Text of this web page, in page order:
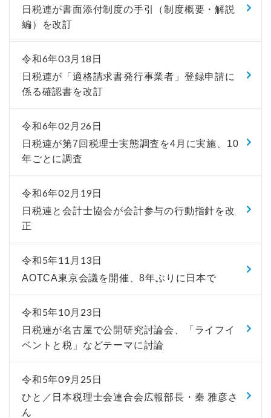
日税連が書面添付制度の手引（制度概要・解説
編）を改訂
令和6年03月18日
日税連が「適格請求書発行事業者」登録申請に
係る確認書を改訂
令和6年02月26日
日税連が第7回税理士実態調査を4月に実施、10
年ごとに調査
令和6年02月19日
日税連と会計士協会が会計参与の行動指針を改
正
令和5年11月13日
AOTCA東京会議を開催、8年ぶりに日本で
令和5年10月23日
日税連が名古屋で公開研究討論会、「ライフイ
ベントと税」などテーマに討論
令和5年09月25日
ひと／日本税理士会連合会広報部長・秦 雅彦さ
ん